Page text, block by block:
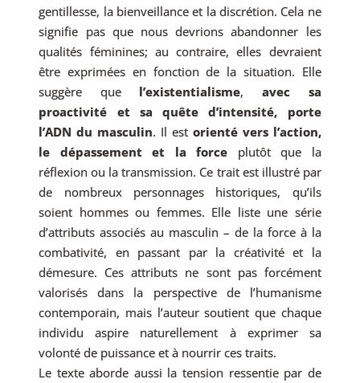
gentillesse, la bienveillance et la discrétion. Cela ne
signifie pas que nous devrions abandonner les
qualités féminines; au contraire, elles devraient
être exprimées en fonction de la situation. Elle
suggère que l’existentialisme,avec sa
proactivité et sa quête d’intensité, porte
l’ADN du masculin. Il est orienté vers l’action,
le dépassement et la force plutôt que la
réflexion ou la transmission. Ce trait est illustré par
de nombreux personnages historiques, qu’ils
soient hommes ou femmes. Elle liste une série
d’attributs associés au masculin – de la force à la
combativité, en passant par la créativité et la
démesure. Ces attributs ne sont pas forcément
valorisés dans la perspective de l’humanisme
contemporain, mais l’auteur soutient que chaque
individu aspire naturellement à exprimer sa
volonté de puissance et à nourrir ces traits.
Le texte aborde aussi la tension ressentie par de